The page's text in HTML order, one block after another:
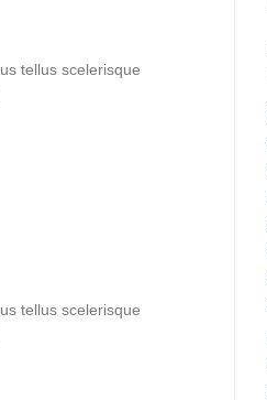
tellus scelerisque
tellus scelerisque